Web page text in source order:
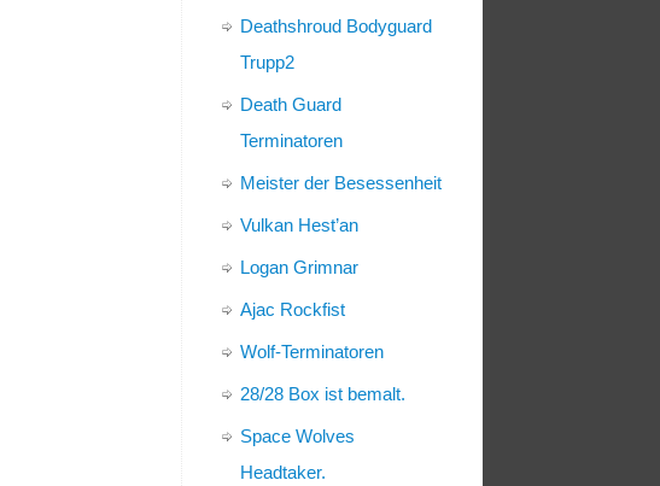
Deathshroud Bodyguard
Trupp2
Death Guard
Terminatoren
Meister der Besessenheit
Vulkan Hest’an
Logan Grimnar
Ajac Rockfist
Wolf-Terminatoren
28/28 Box ist bemalt.
Space Wolves
Headtaker.